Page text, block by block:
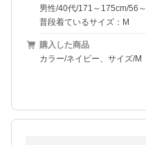
男性/40代/171～175cm/56
普段着ているサイズ：M
購入した商品
カラー/ネイビー、サイズ/M